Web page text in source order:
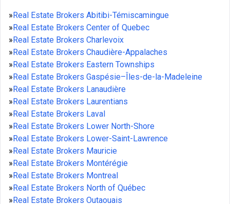
»Real Estate Brokers Abitibi-Témiscamingue
»Real Estate Brokers Center of Quebec
»Real Estate Brokers Charlevoix
»Real Estate Brokers Chaudière-Appalaches
»Real Estate Brokers Eastern Townships
»Real Estate Brokers Gaspésie–Îles-de-la-Madeleine
»Real Estate Brokers Lanaudière
»Real Estate Brokers Laurentians
»Real Estate Brokers Laval
»Real Estate Brokers Lower North-Shore
»Real Estate Brokers Lower-Saint-Lawrence
»Real Estate Brokers Mauricie
»Real Estate Brokers Montérégie
»Real Estate Brokers Montreal
»Real Estate Brokers North of Québec
»Real Estate Brokers Outaouais